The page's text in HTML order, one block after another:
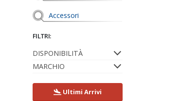
Accessori
FILTRI:
DISPONIBILITÀ
MARCHIO
Ultimi Arrivi